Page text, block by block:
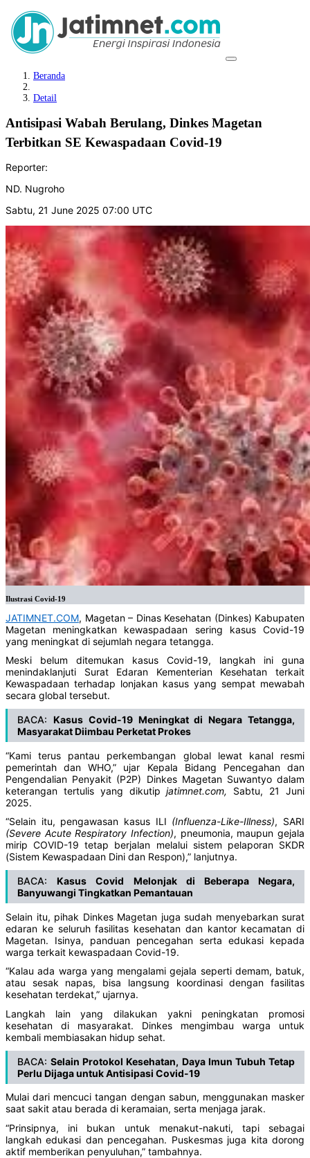
Beranda
Detail
Antisipasi Wabah Berulang, Dinkes Magetan
Terbitkan SE Kewaspadaan Covid-19
Reporter:
ND. Nugroho
Sabtu, 21 June 2025 07:00 UTC
Ilustrasi Covid-19
JATIMNET.COM, Magetan – Dinas Kesehatan (Dinkes) Kabupaten
Magetan meningkatkan kewaspadaan sering kasus Covid-19
yang meningkat di sejumlah negara tetangga.
Meski belum ditemukan kasus Covid-19, langkah ini guna
menindaklanjuti Surat Edaran Kementerian Kesehatan terkait
Kewaspadaan terhadap lonjakan kasus yang sempat mewabah
secara global tersebut.
BACA: Kasus Covid-19 Meningkat di Negara Tetangga,
Masyarakat Diimbau Perketat Prokes
“Kami terus pantau perkembangan global lewat kanal resmi
pemerintah dan WHO,” ujar Kepala Bidang Pencegahan dan
Pengendalian Penyakit (P2P) Dinkes Magetan Suwantyo dalam
keterangan tertulis yang dikutipjatimnet.com, Sabtu, 21 Juni
2025.
“Selain itu, pengawasan kasus ILI (Influenza-Like-Illness), SARI
(Severe Acute Respiratory Infection), pneumonia, maupun gejala
mirip COVID-19 tetap berjalan melalui sistem pelaporan SKDR
(Sistem Kewaspadaan Dini dan Respon),” lanjutnya.
BACA:Kasus Covid Melonjak di Beberapa Negara,
Banyuwangi Tingkatkan Pemantauan
Selain itu, pihak Dinkes Magetan juga sudah menyebarkan surat
edaran ke seluruh fasilitas kesehatan dan kantor kecamatan di
Magetan. Isinya, panduan pencegahan serta edukasi kepada
warga terkait kewaspadaan Covid-19.
“Kalau ada warga yang mengalami gejala seperti demam, batuk,
atau sesak napas, bisa langsung koordinasi dengan fasilitas
kesehatan terdekat,” ujarnya.
Langkah lain yang dilakukan yakni peningkatan promosi
kesehatan di masyarakat. Dinkes mengimbau warga untuk
kembali membiasakan hidup sehat.
BACA:Selain Protokol Kesehatan, Daya Imun Tubuh Tetap
Perlu Dijaga untuk Antisipasi Covid-19
Mulai dari mencuci tangan dengan sabun, menggunakan masker
saat sakit atau berada di keramaian, serta menjaga jarak.
“Prinsipnya, ini bukan untuk menakut-nakuti, tapi sebagai
langkah edukasi dan pencegahan. Puskesmas juga kita dorong
aktif memberikan penyuluhan,” tambahnya.